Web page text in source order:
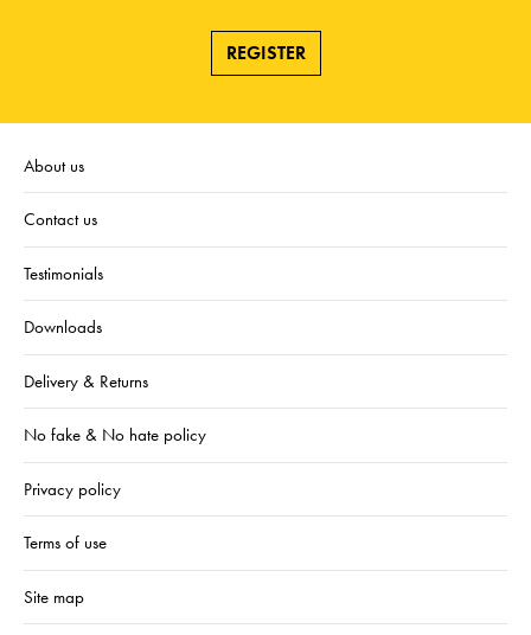
REGISTER
About us
Contact us
Testimonials
Downloads
Delivery & Returns
No fake & No hate policy
Privacy policy
Terms of use
Site map